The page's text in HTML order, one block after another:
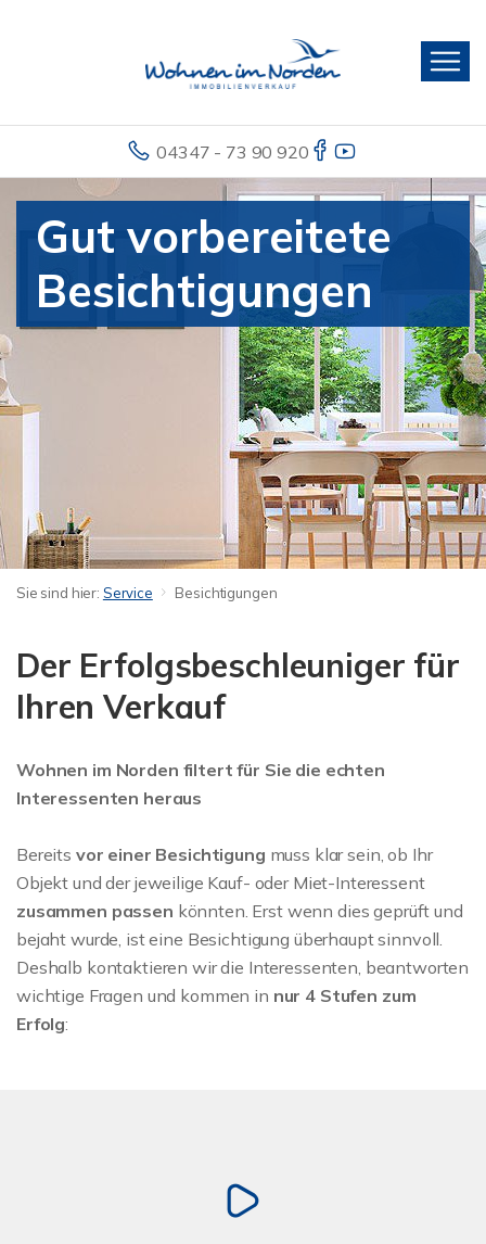
04347 - 73 90 920
Gut vorbereitete
Besichtigungen
Sie sind hier: Service Besichtigungen
Der Erfolgsbeschleuniger für
Ihren Verkauf
Wohnen im Norden filtert für Sie die echten
Interessenten heraus
Bereits vor einer Besichtigung muss klar sein, ob Ihr
Objekt und der jeweilige Kauf- oder Miet-Interessent
zusammen passen könnten. Erst wenn dies geprüft und
bejaht wurde, ist eine Besichtigung überhaupt sinnvoll.
Deshalb kontaktieren wir die Interessenten, beantworten
wichtige Fragen und kommen in nur 4 Stufen zum
Erfolg: